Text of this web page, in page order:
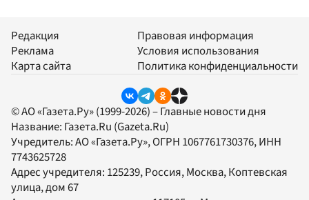
Редакция
Реклама
Карта сайта
Правовая информация
Условия использования
Политика конфиденциальности
© АО «Газета.Ру» (1999-2026) – Главные новости дня
Название: Газета.Ru (Gazeta.Ru)
Учредитель:АО «Газета.Ру», ОГРН 1067761730376, ИНН
7743625728
Адрес учредителя: 125239, Россия, Москва, Коптевская
улица, дом 67